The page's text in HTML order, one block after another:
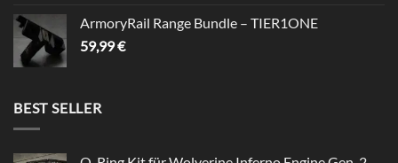
ArmoryRail Range Bundle – TIER1ONE
59,99€
BEST SELLER